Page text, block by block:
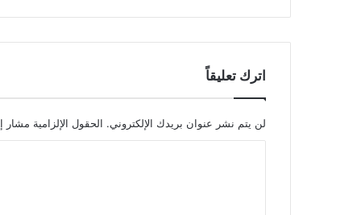
اترك تعليقاً
لن يتم نشر عنوان بريدك الإلكتروني. الحقول الإلزامية مشار